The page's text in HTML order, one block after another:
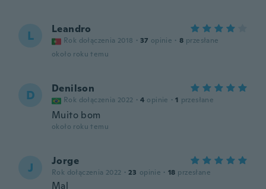
L Leandro
Rok dołączenia 2018 · 37 opinie · 8 przesłane
około roku temu
D Denilson
Rok dołączenia 2022 · 4 opinie · 1 przesłane
Muito bom
około roku temu
J Jorge
Rok dołączenia 2022 · 23 opinie · 18 przesłane
Mal